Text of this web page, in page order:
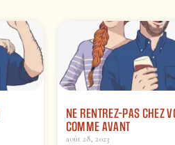
NE RENTREZ-PAS CHEZ
COMME AVANT
août 28, 2023